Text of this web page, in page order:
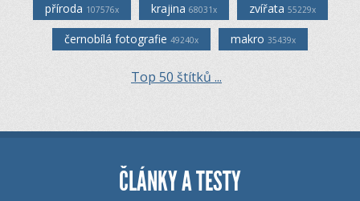
příroda 107576x krajina 68031x zvířata 55229x
černobílá fotografie 49240x makro 35439x
Top 50 štítků ...
ČLÁNKY A TESTY